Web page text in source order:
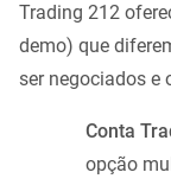
Trading 212
demo) que
ser negociados e
Conta
opção